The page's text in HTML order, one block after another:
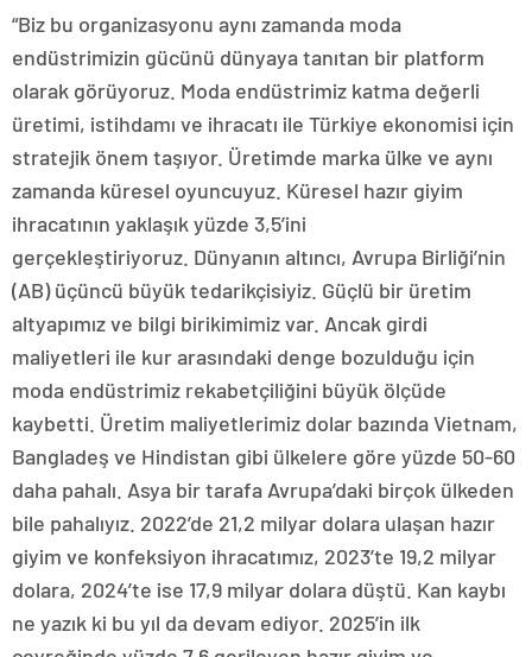
“Biz bu organizasyonu aynı zamanda moda
endüstrimizin gücünü dünyaya tanıtan bir platform
olarak görüyoruz. Moda endüstrimiz katma değerli
üretimi, istihdamı ve ihracatı ile Türkiye ekonomisi için
stratejik önem taşıyor. Üretimde marka ülke ve aynı
zamanda küresel oyuncuyuz. Küresel hazır giyim
ihracatının yaklaşık yüzde 3,5’ini
gerçekleştiriyoruz. Dünyanın altıncı, Avrupa Birliği’nin
(AB) üçüncü büyük tedarikçisiyiz. Güçlü bir üretim
altyapımız ve bilgi birikimimiz var. Ancak girdi
maliyetleri ile kur arasındaki denge bozulduğu için
moda endüstrimiz rekabetçiliğini büyük ölçüde
kaybetti. Üretim maliyetlerimiz dolar bazında Vietnam,
Bangladeş ve Hindistan gibi ülkelere göre yüzde 50-60
daha pahalı. Asya bir tarafa Avrupa’daki birçok ülkeden
bile pahalıyız. 2022’de 21,2 milyar dolara ulaşan hazır
giyim ve konfeksiyon ihracatımız, 2023’te 19,2 milyar
dolara, 2024’te ise 17,9 milyar dolara düştü. Kan kaybı
ne yazık ki bu yıl da devam ediyor. 2025’in ilk